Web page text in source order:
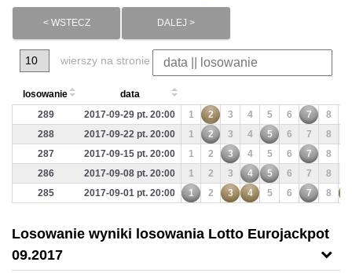
< WSTECZ DALEJ >
wierszy na stronie
losowanie
data
289
2017-09-29 pt. 20:00 1 2 3 4 5 6 7 8
288
2017-09-22 pt. 20:00 1 2 3 4 5 6 7 8
287
2017-09-15 pt. 20:00 1 2 3 4 5 6 7 8
286
2017-09-08 pt. 20:00 1 2 3 4 5 6 7 8
285
2017-09-01 pt. 20:00 1 2 3 4 5 6 7 8
Losowanie wyniki losowania Lotto Eurojackpot
09.2017